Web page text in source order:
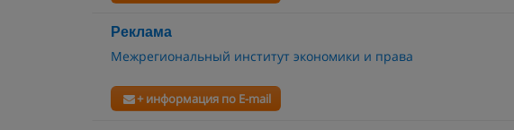
Реклама
Межрегиональный институт экономики и права
+ информация по E-mail